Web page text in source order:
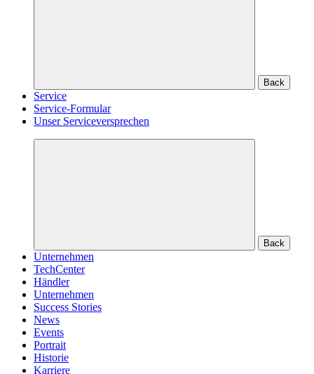
Back
Service
Service-Formular
Unser Serviceversprechen
Back
Unternehmen
TechCenter
Händler
Unternehmen
Success Stories
News
Events
Portrait
Historie
Karriere